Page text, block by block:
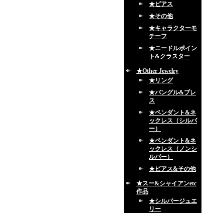
★ピアス
★その他
★キャラクターモ
チーフ
★ニードルポイン
ト&クラスター
★Other Jewelry
★リング
★バングル&ブレ
ス
★ペンダント&ネ
ックレス（シルバ
ー）
★ペンダント&ネ
ックレス（ノンシ
ルバー）
★ピアス&その他
★スー&シャイアンetc
作品
★シルバージュエ
リー